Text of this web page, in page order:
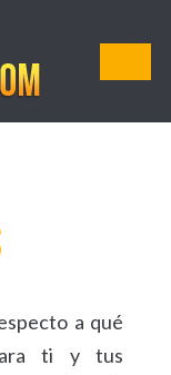
a qué
ti y tus